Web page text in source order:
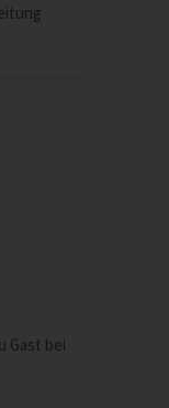
Gast bei